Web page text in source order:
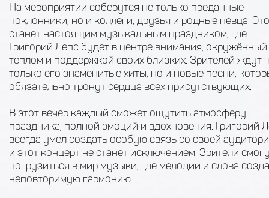
На мероприятии соберутся не только преданные
поклонники, но и коллеги, друзья и родные певца. Это
станет настоящим музыкальным праздником, где
Григорий Лепс будет в центре внимания, окружённый
теплом и поддержкой своих близких. Зрителей ждут
только его знаменитые хиты, но и новые песни,
обязательно тронут сердца всех присутствующих.
В этот вечер каждый сможет ощутить атмосферу
праздника, полной эмоций и вдохновения. Григорий
всегда умел создать особую связь со своей
и этот концерт не станет исключением. Зрители
погрузиться в мир музыки, где мелодии и слова
неповторимую гармонию.